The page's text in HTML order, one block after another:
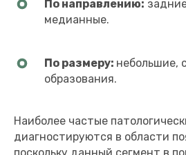
По направлению:
медианные.
По размеру: небольшие,
образования.
Наиболее частые
диагностируются в области
поскольку данный сегмент в